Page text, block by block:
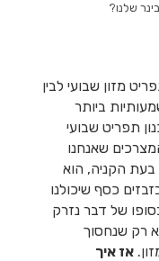
שלנו?
מזון שבועי לבין
ביותר
תפריט שבועי
שאנחנו
הקניה, הוא
כסף שיכולנו
של דבר נזרק
רק שנחסוך
אז איך